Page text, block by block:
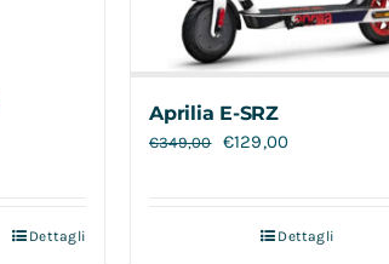
Dettagli
Aprilia E-SRZ
€349,00 €129,00
Dettagli